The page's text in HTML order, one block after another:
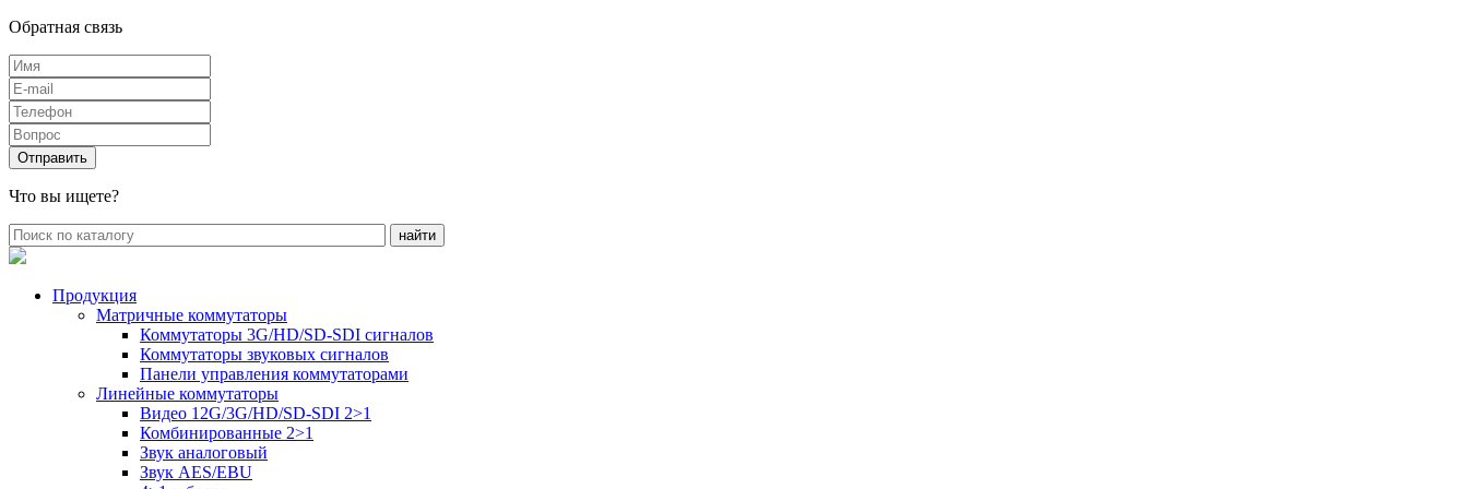
Обратная связь
Что вы ищете?
Продукция
Матричные коммутаторы
Коммутаторы 3G/HD/SD-SDI сигналов
Коммутаторы звуковых сигналов
Панели управления коммутаторами
Линейные коммутаторы
Видео 12G/3G/HD/SD-SDI 2>1
Комбинированные 2>1
Звук аналоговый
Звук AES/EBU